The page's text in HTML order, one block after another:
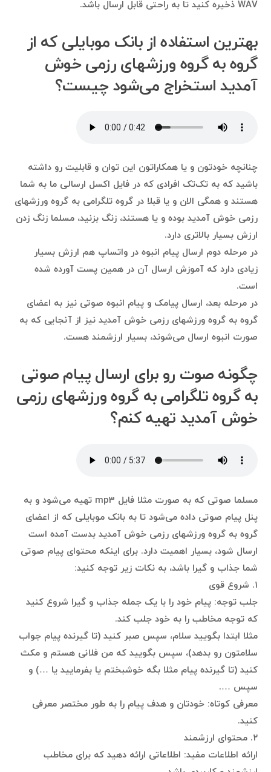
WAV ذخیره کنید تا به راحتی قابل ارسال باشد.
بهترین استفاده‌ از بانک موبایلی که از
گروه به گروه ورزشهای رزمی خوش
آمدید استخراج می‌شود چیست؟
چنانچه خودتون و یا همکاراتون این توان و قابلیت رو داشته
باشید که به تک‌تک افرادی که در فایل اکسل ارسالی ما به شما
هستند و همگی الان و یا قبلا در گروه تلگرامی به گروه ورزشهای
رزمی خوش آمدید بوده و یا هستند، زنگ بزنید، مسلما زنگ زدن
ارزش بسیار بالاتری دارد.
در مرحله دوم ارسال پیام انبوه در واتساپ هم ارزش بسیار
زیادی دارد که آموزش ارسال آن در همین پست آورده شده
است.
در مرحله بعد، ارسال پیامک و پیام انبوه صوتی نیز به اعضای
گروه به گروه ورزشهای رزمی خوش آمدید نیز از آنجایی که به
صورت انبوه ارسال می‌شوند، بسیار ارزشمند هست.
چگونه صوت رو برای ارسال پیام صوتی
به گروه تلگرامی به گروه ورزشهای رزمی
خوش آمدید تهیه کنم؟
مسلما صوتی که به صورت مثلا فایل mp3 تهیه می‌شود و به
پنل پیام صوتی داده می‌شود تا به بانک موبایلی که از اعضای
گروه به گروه ورزشهای رزمی خوش آمدید بدست آمده است
ارسال شود، بسیار اهمیت دارد. برای اینکه محتوای پیام صوتی
شما جذاب و گیرا باشد، به نکات زیر توجه کنید:
۱. شروع قوی
جلب توجه: پیام خود را با یک جمله جذاب و گیرا شروع کنید
که توجه مخاطب را به خود جلب کند.
مثلا ابتدا بگویید سلام، سپس صبر کنید (تا گیرنده پیام جواب
سلامتون رو بدهد)، سپس بگویید که من فلانی هستم و مکث
کنید (تا گیرنده پیام مثلا بگه خوشبختم یا بفرمایید یا …) و
سپس ….
معرفی کوتاه: خودتان و هدف پیام را به طور مختصر معرفی
کنید.
۲. محتوای ارزشمند
ارائه اطلاعات مفید: اطلاعاتی ارائه دهید که برای مخاطب